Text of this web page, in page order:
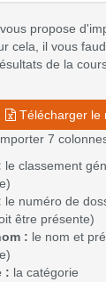
vous propose
cela, il vous
de la
Télécharger le
7
le classement
le numéro de
être présente)
: le nom et
: la catégorie